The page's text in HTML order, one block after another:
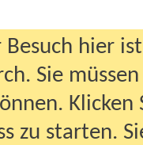
hier
Sie
zu starten.